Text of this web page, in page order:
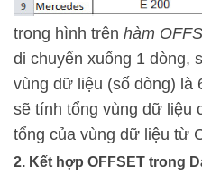
trong hình trên hàm
di chuyển xuống 1 dòng,
vùng dữ liệu (số dòng) là
sẽ tính tổng vùng dữ liệu
tổng của vùng dữ liệu từ
2. Kết hợp OFFSET trong